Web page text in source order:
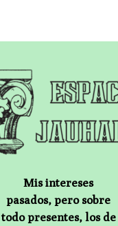
Mis intereses
pasados, pero sobre
todo presentes, los de